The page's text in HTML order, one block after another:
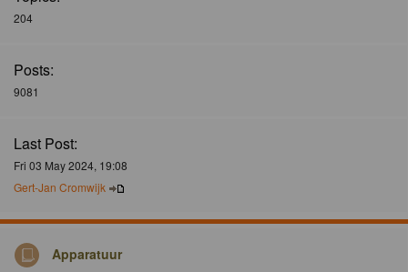
204
Posts:
9081
Last Post:
Fri 03 May 2024, 19:08
Gert-Jan Cromwijk
Apparatuur